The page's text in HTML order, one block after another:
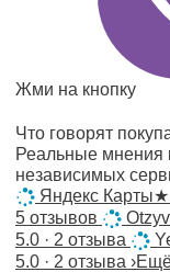
Жми на кнопку
Что говорят
Реальные мнения
независимых
Яндекс Карты★
5 отзывов
5.0 · 2 отзыва
5.0 · 2 отзыва ›